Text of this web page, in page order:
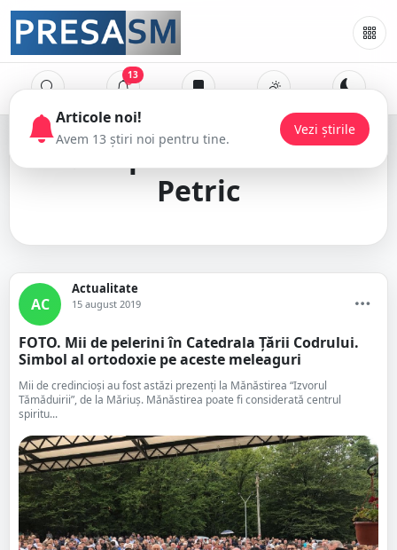
13
deputat Octavian
Petric
AC
Actualitate
15 august 2019
FOTO. Mii de pelerini în Catedrala Țării Codrului.
Simbol al ortodoxie pe aceste meleaguri
Mii de credincioși au fost astăzi prezenți la Mănăstirea “Izvorul
Tămăduirii”, de la Măriuș. Mănăstirea poate fi considerată centrul
spiritu...